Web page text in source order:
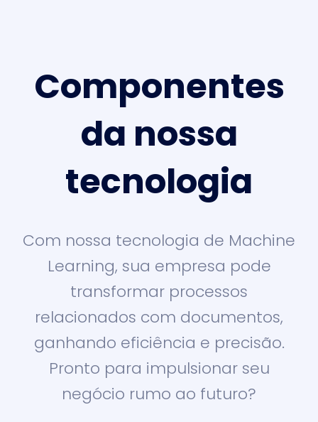
Componentes
da nossa
tecnologia
Com nossa tecnologia de Machine
Learning, sua empresa pode
transformar processos
relacionados com documentos,
ganhando eficiência e precisão.
Pronto para impulsionar seu
negócio rumo ao futuro?